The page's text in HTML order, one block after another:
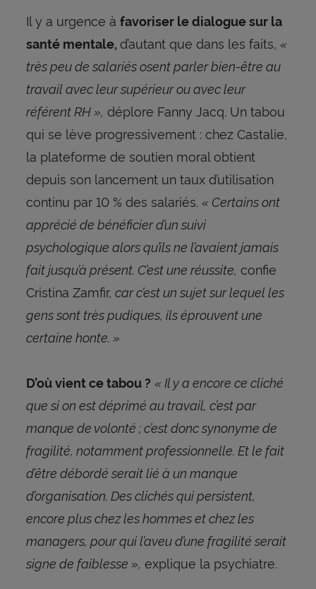
Il y a urgence à favoriser le dialogue sur la
santé mentale, d’autant que dans les faits, «
très peu de salariés osent parler bien-être au
travail avec leur supérieur ou avec leur
référent RH », déplore Fanny Jacq. Un tabou
qui se lève progressivement : chez Castalie,
la plateforme de soutien moral obtient
depuis son lancement un taux d’utilisation
continu par 10 % des salariés. « Certains ont
apprécié de bénéficier d’un suivi
psychologique alors qu’ils ne l’avaient jamais
fait jusqu’à présent. C’est une réussite, confie
Cristina Zamfir, car c’est un sujet sur lequel les
gens sont très pudiques, ils éprouvent une
certaine honte. »
D’où vient ce tabou ? « Il y a encore ce cliché
que si on est déprimé au travail, c’est par
manque de volonté ; c’est donc synonyme de
fragilité, notamment professionnelle. Et le fait
d’être débordé serait lié à un manque
d’organisation. Des clichés qui persistent,
encore plus chez les hommes et chez les
managers, pour qui l’aveu d’une fragilité serait
signe de faiblesse », explique la psychiatre.